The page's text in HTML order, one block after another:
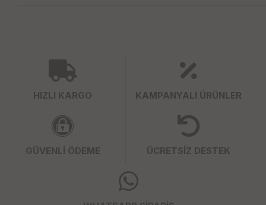
HIZLI KARGO KAMPANYALI ÜRÜNLER
GÜVENLİ ÖDEME ÜCRETSİZ DESTEK